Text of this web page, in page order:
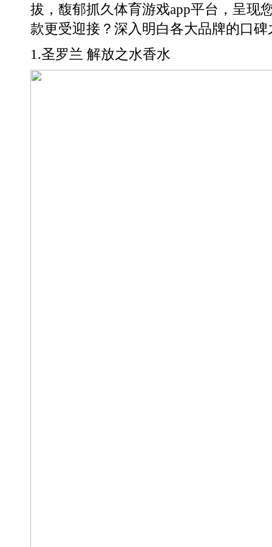
拔，馥郁抓久体育游戏app平台，呈现
款更受迎接？深入明白各大品牌的口碑
1.圣罗兰 解放之水香水